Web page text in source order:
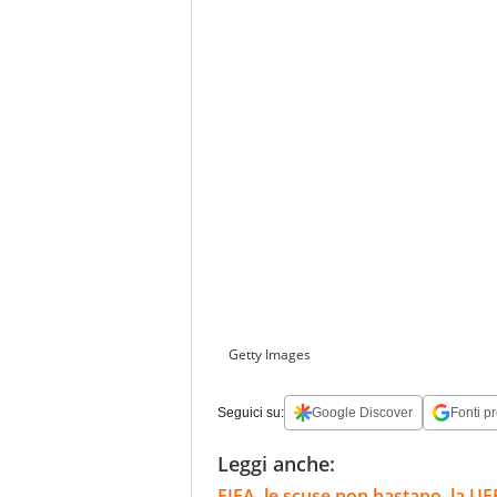
Getty Images
Seguici su: Google Discover Fonti
Leggi anche: